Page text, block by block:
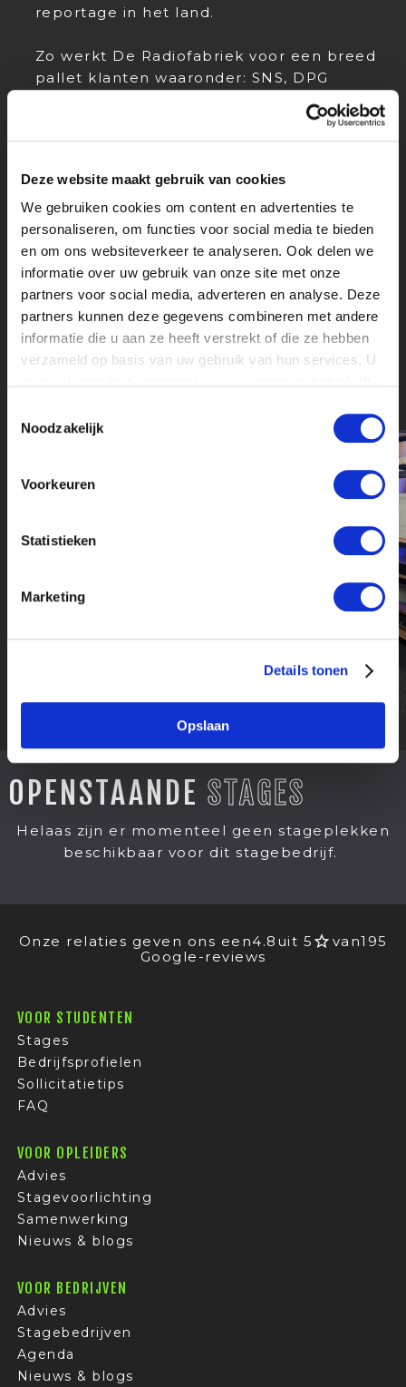
Deze website maakt gebruik van cookies
We gebruiken cookies om content en advertenties te
personaliseren, om functies voor social media te bieden
en om ons websiteverkeer te analyseren. Ook delen we
informatie over uw gebruik van onze site met onze
partners voor social media, adverteren en analyse. Deze
partners kunnen deze gegevens combineren met andere
informatie die u aan ze heeft verstrekt of die ze hebben
verzameld op basis van uw gebruik van hun services. U
Noodzakelijk
Voorkeuren
Statistieken
Marketing
Details tonen
Opslaan
reportage in het land.
Zo werkt De Radiofabriek voor een breed
pallet klanten waaronder: SNS, DPG
Media, Univé, Europees Parlement, Visma,
Undiemeister, Erasmus MC, Credion,
Gehandicaptensport, Gemeente
Amsterdam en NLPO. We zijn dus van alle
markten thuis.
Wij zijn als één van de eersten gestart met
online radio en podcast in Nederland en
hebben hiermee een mooie voorsprong in
de markt kunnen opbouwen. Daarbij
hebben wij service en gastvrijheid hoog in
OPENSTAANDE STAGES
Helaas zijn er momenteel geen stageplekken
beschikbaar voor dit stagebedrijf.
Onze relaties geven ons een4.8 uit 5 van195
Google-reviews
VOOR STUDENTEN
Stages
Bedrijfsprofielen
Sollicitatietips
FAQ
VOOR OPLEIDERS
Advies
Stagevoorlichting
Samenwerking
Nieuws & blogs
VOOR BEDRIJVEN
Advies
Stagebedrijven
Agenda
Nieuws & blogs